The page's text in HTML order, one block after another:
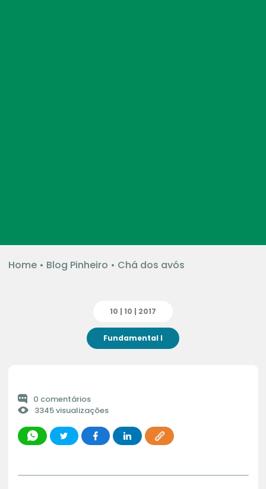
Home• Blog Pinheiro • Chá dos avós
10 | 10 | 2017
Fundamental I
0 comentários
3345 visualizações